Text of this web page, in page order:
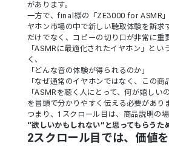
があります。
一方で、final様の「ZE3000 for ASMR
ヤホン市場の中で新しい聴取体験を訴求
だけでなく、コピーの切り口が非常に重
「ASMRに最適化されたイヤホン」とい
く、
「どんな音の体験が得られるのか」
「なぜ通常のイヤホンではなく、この商
「ASMRを聴く人にとって、何が嬉しいの
を冒頭で分かりやすく伝える必要があり
つまり、1スクロール目は、商品説明の
“欲しいかもしれない”と思ってもらうた
2スクロール目では、価値